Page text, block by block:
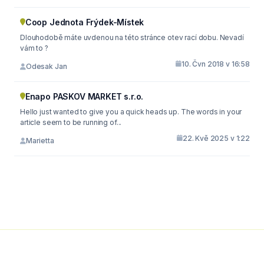
Coop Jednota Frýdek-Místek
Dlouhodobě máte uvdenou na této stránce otev rací dobu. Nevadí
vám to ?
Odesak Jan 10. Čvn 2018 v 16:58
Enapo PASKOV MARKET s.r.o.
Hello just wanted to give you a quick heads up. The words in your
article seem to be running of...
Marietta 22. Kvě 2025 v 1:22